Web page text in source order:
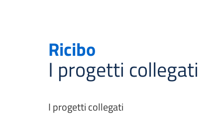
Ricibo
I progetti collegati
I progetti collegati